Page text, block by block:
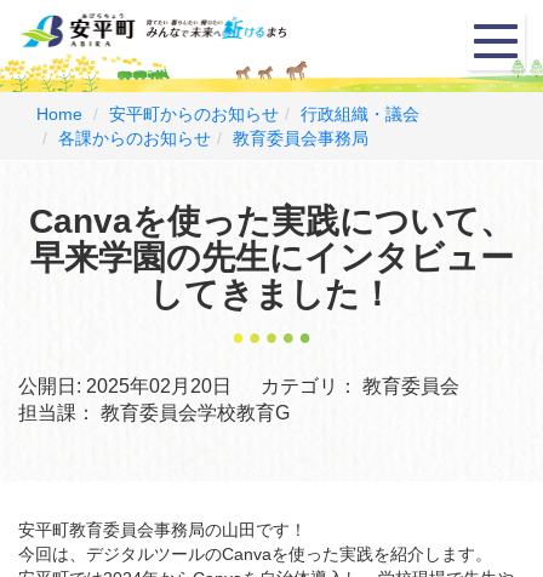
メ
ニ
ュ
Home 安平町からのお知らせ
行政組織・議会
各課からのお知らせ
教育委員会事務局
Canvaを使った実践について、
早来学園の先生にインタビュー
してきました！
公開日: 2025年02月20日 カテゴリ：
教育委員会
担当課：
教育委員会学校教育G
安平町教育委員会事務局の山田です！
今回は、デジタルツールのCanvaを使った実践を紹介します。